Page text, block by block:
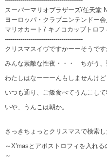
スーパーマリオブラザーズ/任天堂
ヨーロッパ・クラブニンテンドー
マリオカート7 キノコカップトロフ
----------------------------------------
クリスマスイヴですかーーそうで
みんな素敵な性夜・・・ ちがう、
わたしはなーーーんもしませんけ
いつも通り、ご飯食べてうんこして
いや、うんこは朝か。
さっきちょっとクリスマスで検索し
～X'masとアポストロフィを入れ
～